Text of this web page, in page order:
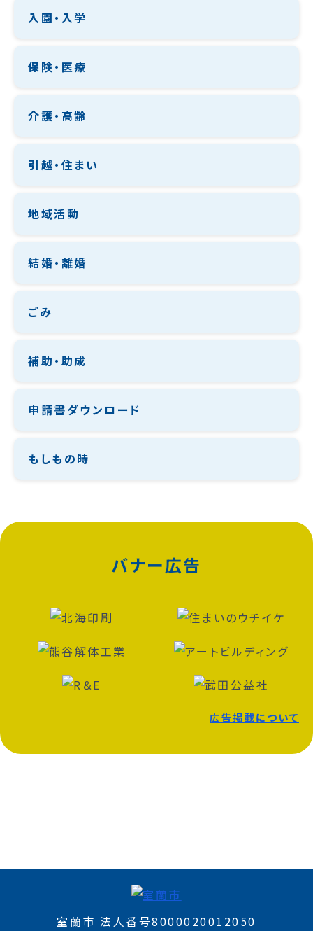
入園・入学
保険・医療
介護・高齢
引越・住まい
地域活動
結婚・離婚
ごみ
補助・助成
申請書ダウンロード
もしもの時
バナー広告
広告掲載について
室蘭市 法人番号8000020012050